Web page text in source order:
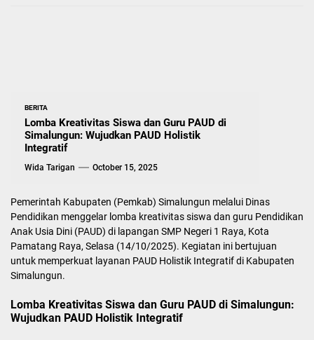
BERITA
Lomba Kreativitas Siswa dan Guru PAUD di
Simalungun: Wujudkan PAUD Holistik
Integratif
Wida Tarigan October 15, 2025
Pemerintah Kabupaten (Pemkab) Simalungun melalui Dinas
Pendidikan menggelar lomba kreativitas siswa dan guru Pendidikan
Anak Usia Dini (PAUD) di lapangan SMP Negeri 1 Raya, Kota
Pamatang Raya, Selasa (14/10/2025). Kegiatan ini bertujuan
untuk memperkuat layanan PAUD Holistik Integratif di Kabupaten
Simalungun.
Lomba Kreativitas Siswa dan Guru PAUD di Simalungun:
Wujudkan PAUD Holistik Integratif